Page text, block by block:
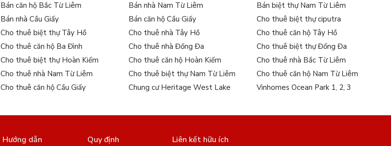
Bán căn hộ Bắc Từ Liêm Bán nhà Nam Từ Liêm
Bán biệt thự Nam Từ Liêm
Bán nhà Cầu Giấy Bán căn hộ Cầu Giấy
Cho thuê biệt thự ciputra
Cho thuê biệt thự Tây Hồ Cho thuê nhà Tây Hồ
Cho thuê căn hộ Tây Hồ
Cho thuê căn hộ Ba Đình Cho thuê nhà Đống Đa
Cho thuê biệt thự Đống Đa
Cho thuê biệt thự Hoàn Kiếm Cho thuê căn hộ Hoàn Kiếm
Cho thuê nhà Bắc Từ Liêm
Cho thuê nhà Nam Từ Liêm Cho thuê biệt thự Nam Từ Liêm
Cho thuê căn hộ Nam Từ Liêm
Cho thuê căn hộ Cầu Giấy Chung cư Heritage West Lake
Vinhomes Ocean Park 1, 2, 3
Hướng dẫn Quy định Liên kết hữu ích